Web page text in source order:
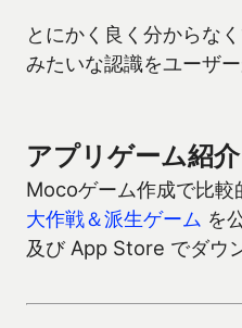
とにかく良く分からな
みたいな認識をユーザ
アプリゲーム紹介
Mocoゲーム作成で比較
大作戦＆派生ゲーム を
及び App Store でダウ